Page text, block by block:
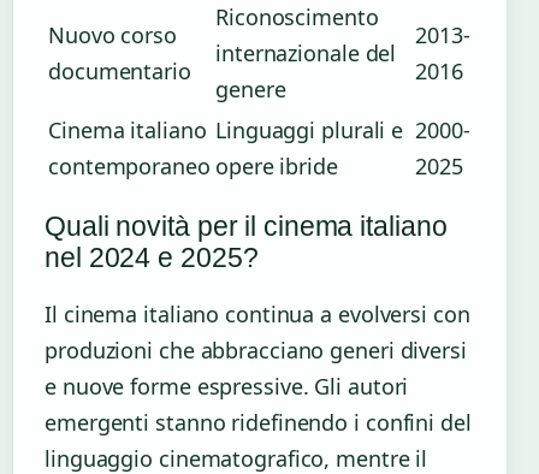
Nuovo corso
documentario
Riconoscimento
internazionale del
genere
2013-
2016
Cinema italiano
contemporaneo
Linguaggi plurali e
opere ibride
2000-
2025
Quali novità per il cinema italiano
nel 2024 e 2025?
Il cinema italiano continua a evolversi con
produzioni che abbracciano generi diversi
e nuove forme espressive. Gli autori
emergenti stanno ridefinendo i confini del
linguaggio cinematografico, mentre il